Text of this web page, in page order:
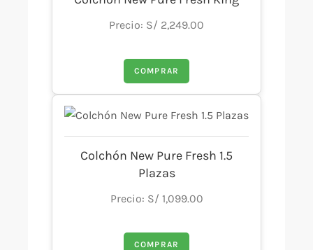
Precio: S/ 2,249.00
COMPRAR
Colchón New Pure Fresh 1.5
Plazas
Precio: S/ 1,099.00
COMPRAR